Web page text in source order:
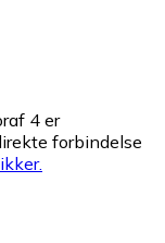
4 er
forbindelse